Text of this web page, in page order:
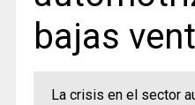
bajas
La crisis en el sector